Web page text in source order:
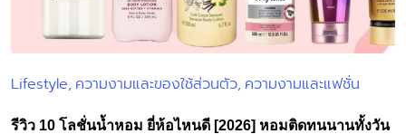
Posted
Lifestyle ความงามและของใช้ส่วนตัว ความงามและแฟชั่น
รีวิว 10 โลชั่นน้ำหอม ยี่ห้อไหนดี [2026] หอมติดทนนานทั้งวัน